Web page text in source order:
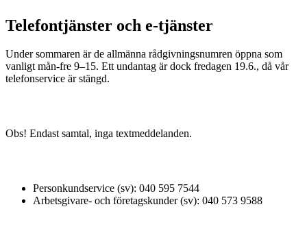
Telefontjänster och e-tjänster
Under sommaren är de allmänna rådgivningsnumren öppna som
vanligt mån-fre 9–15. Ett undantag är dock fredagen 19.6., då vår
telefonservice är stängd.
Obs! Endast samtal, inga textmeddelanden.
Personkundservice (sv): 040 595 7544
Arbetsgivare- och företagskunder (sv): 040 573 9588